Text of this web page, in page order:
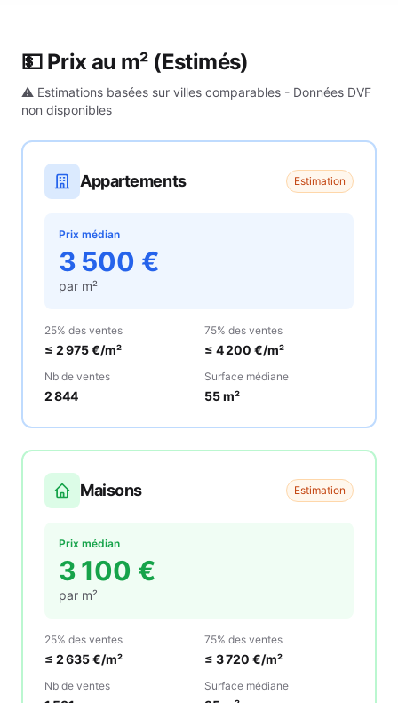
💵 Prix au m² (Estimés)
⚠️ Estimations basées sur villes comparables - Données DVF
non disponibles
Appartements Estimation
Prix médian
3 500 €
par m²
25% des ventes
≤ 2 975€/m²
75% des ventes
≤ 4 200 €/m²
Nb de ventes
2 844
Surface médiane
55m²
Maisons Estimation
Prix médian
3 100 €
par m²
25% des ventes
≤ 2 635€/m²
75% des ventes
≤ 3 720 €/m²
Nb de ventes Surface médiane